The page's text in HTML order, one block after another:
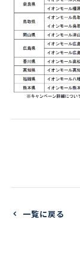
一覧に戻る